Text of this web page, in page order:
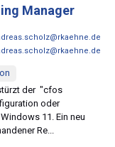
Manager
der "cfos
oder
11. Ein neu
Re...